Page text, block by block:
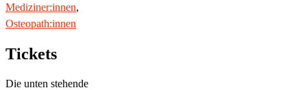
Mediziner:innen,
Osteopath:innen
Tickets
Die unten stehende